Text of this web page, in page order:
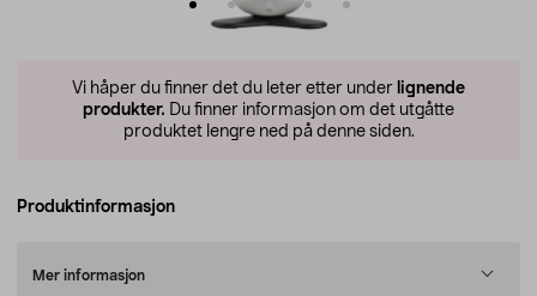
Vi håper du finner det du leter etter under lignende
produkter. Du finner informasjon om det utgåtte
produktet lengre ned på denne siden.
Produktinformasjon
Mer informasjon